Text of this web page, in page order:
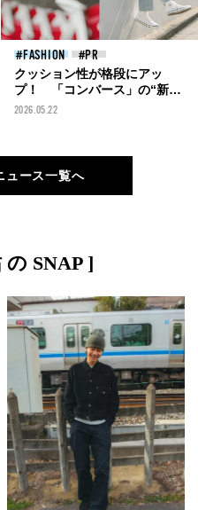
FASHION
クッション性が格段にアッ
プ！ 「コンバース」の“新生
オールスター”と服好き３人の
2026.05.22
ュース一覧へ
の SNAP ]